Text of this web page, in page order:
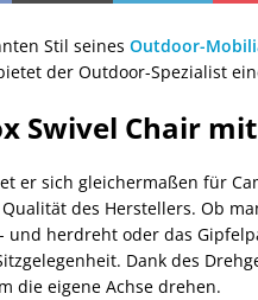
Stil seines Outdoor-
der Outdoor-Spezialist
Swivel Chair
er sich gleichermaßen für
des Herstellers. Ob
und herdreht oder das
Dank des
die eigene Achse drehen.